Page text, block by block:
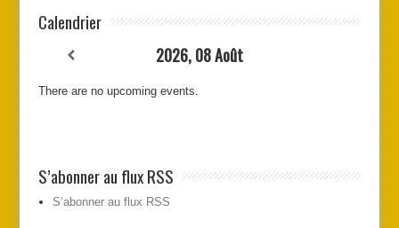
Calendrier
2026, 08 Août
There are no upcoming events.
S’abonner au flux RSS
S’abonner au flux RSS